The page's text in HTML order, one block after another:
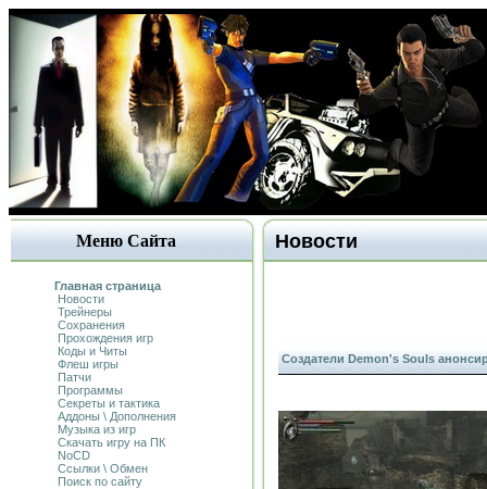
Меню Сайта
Главная страница
Новости
Трейнеры
Сохранения
Прохождения игр
Коды и Читы
Флеш игры
Патчи
Программы
Секреты и тактика
Аддоны \ Дополнения
Музыка из игр
Скачать игру на ПК
NoCD
Ссылки \ Обмен
Поиск по сайту
Новости
Создатели Demon's Souls